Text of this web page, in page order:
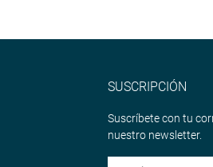
SUSCRIPCIÓN
Suscríbete con tu
nuestro newsletter.